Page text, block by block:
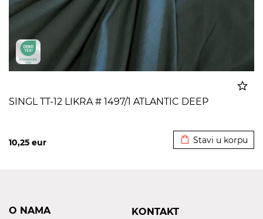
SINGL TT-12 LIKRA # 1497/1 ATLANTIC DEEP
10,25 eur Stavi u korpu
O NAMA KONTAKT